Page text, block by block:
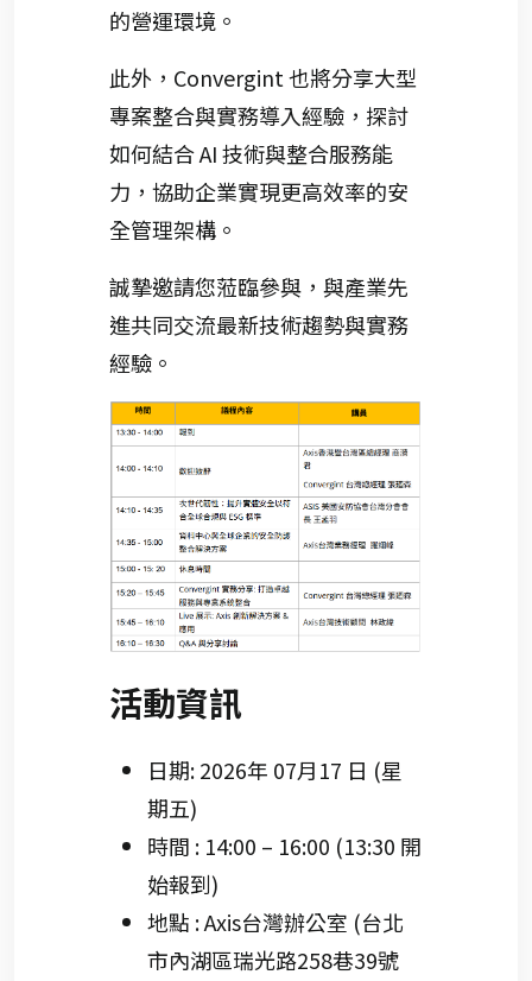
的營運環境。
此外，Convergint 也將分享大型
專案整合與實務導入經驗，探討
如何結合 AI 技術與整合服務能
力，協助企業實現更高效率的安
全管理架構。
誠摯邀請您蒞臨參與，與產業先
進共同交流最新技術趨勢與實務
經驗。
活動資訊
日期: 2026年 07月17 日 (星
期五)
時間 : 14:00 – 16:00 (13:30 開
始報到)
地點 : Axis台灣辦公室 (台北
市內湖區瑞光路258巷39號